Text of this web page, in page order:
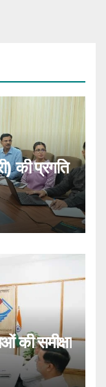
की प्रगति
की समीक्षा